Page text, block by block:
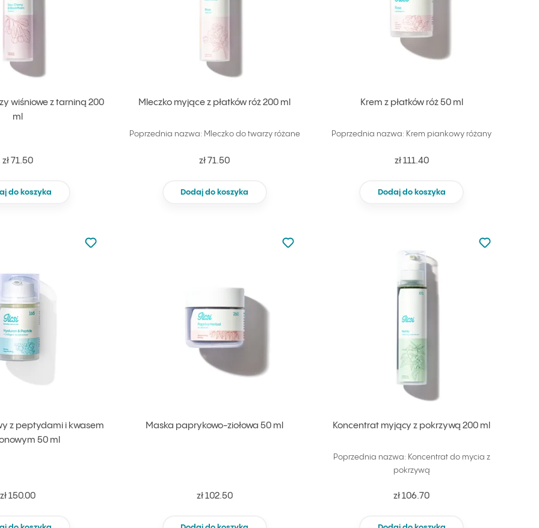
wiśniowe z tarniną 200
ml
zł 71.50
do koszyka
Mleczko myjące z płatków róż 200 ml
Poprzednia nazwa: Mleczko do twarzy różane
zł 71.50
Dodaj do koszyka
Krem z płatków róż 50 ml
Poprzednia nazwa: Krem piankowy różany
zł 111.40
Dodaj do koszyka
z peptydami i kwasem
50 ml
zł 150.00
Nie dodano do ulubionych
Dodaj do ulubionych
Maska paprykowo-ziołowa 50 ml
zł 102.50
Nie dodano do ulubionych
Dodaj do ulubionych
Koncentrat myjący z pokrzywą 200 ml
Poprzednia nazwa: Koncentrat do mycia z
pokrzywą
zł 106.70
Nie dodano
Dodaj do